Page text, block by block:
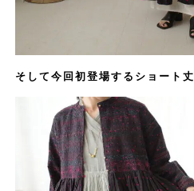
そして今回初登場するショート丈